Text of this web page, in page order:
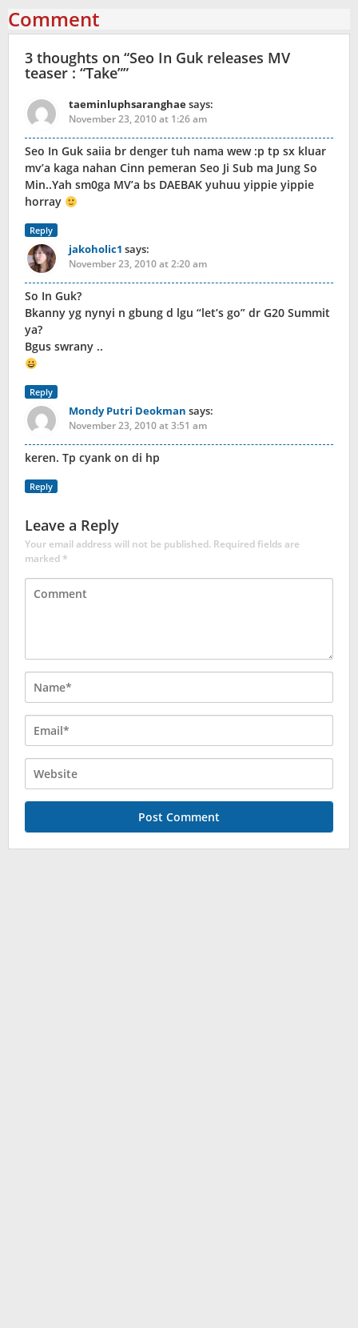
Comment
3 thoughts on “Seo In Guk releases MV
teaser : “Take””
taeminluphsaranghaesays:
November 23, 2010 at 1:26 am
Seo In Guk saiia br denger tuh nama wew :p tp sx kluar
mv’a kaga nahan Cinn pemeran Seo Ji Sub ma Jung So
Min..Yah sm0ga MV’a bs DAEBAK yuhuu yippie yippie
horray
Reply
jakoholic1 says:
November 23, 2010 at 2:20 am
So In Guk?
Bkanny yg nynyi n gbung d lgu “let’s go” dr G20 Summit
ya?
Bgus swrany ..
Reply
Mondy Putri Deokman says:
November 23, 2010 at 3:51 am
keren. Tp cyank on di hp
Reply
Leave a Reply
Your email address will not be published. Required fields are
marked*